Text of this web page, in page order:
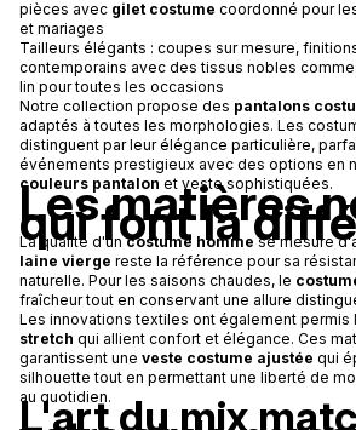
pièces avec gilet costume coordonné pour
et mariages
Tailleurs élégants : coupes sur mesure,
contemporains avec des tissus nobles comme
lin pour toutes les occasions
Notre collection propose des pantalons
adaptés à toutes les morphologies. Les
distinguent par leur élégance particulière,
événements prestigieux avec des options en
couleurs pantalon et veste sophistiquées.
Les matières
qui font la
La qualité d'uncostume hommese mesure
laine vierge reste la référence pour sa
naturelle. Pour les saisons chaudes, le
fraîcheur tout en conservant une allure
Les innovations textiles ont également
stretch qui allient confort et élégance. Ces
garantissent une veste costume ajustée qui
silhouette tout en permettant une liberté de
au quotidien.
L'art du mix